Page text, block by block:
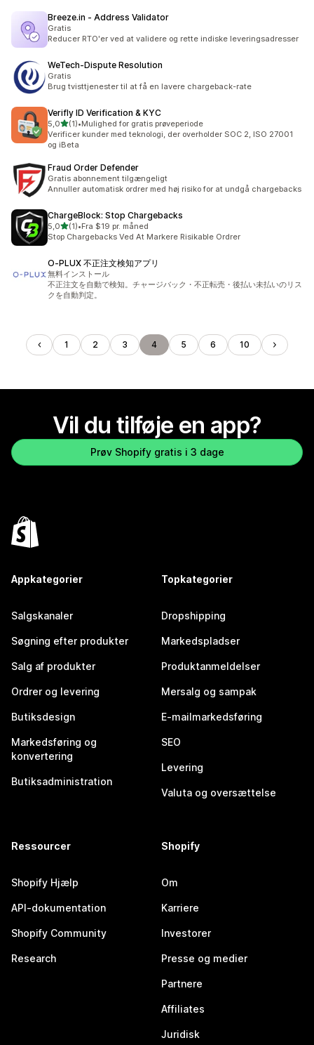
Breeze.in ‑ Address Validator
Gratis
Reducer RTO'er ved at validere og rette indiske leveringsadresser
WeTech‑Dispute Resolution
Gratis
Brug tvisttjenester til at få en lavere chargeback-rate
Verifly ID Verification & KYC
5,0ud af 5 stjerner
(1)
1 anmeldelser i alt
•Mulighed for gratis prøveperiode
Verificer kunder med teknologi, der overholder SOC 2, ISO 27001
og iBeta
Fraud Order Defender
Gratis abonnement tilgængeligt
Annuller automatisk ordrer med høj risiko for at undgå chargebacks
ChargeBlock: Stop Chargebacks
5,0ud af 5 stjerner
(1)
1 anmeldelser i alt
•Fra $19 pr. måned
Stop Chargebacks Ved At Markere Risikable Ordrer
O‑PLUX 不正注文検知アプリ
無料インストール
不正注文を自動で検知。チャージバック・不正転売・後払い未払いのリス
クを自動判定。
1 2 3 4 5 6 10
Vil du tilføje en app?
Prøv Shopify gratis i 3 dage
Appkategorier
Salgskanaler
Søgning efter produkter
Salg af produkter
Ordrer og levering
Butiksdesign
Markedsføring og
konvertering
Butiksadministration
Topkategorier
Dropshipping
Markedspladser
Produktanmeldelser
Mersalg og sampak
E-mailmarkedsføring
SEO
Levering
Valuta og oversættelse
Ressourcer
Shopify Hjælp
API-dokumentation
Shopify Community
Research
Shopify
Om
Karriere
Investorer
Presse og medier
Partnere
Affiliates
Juridisk